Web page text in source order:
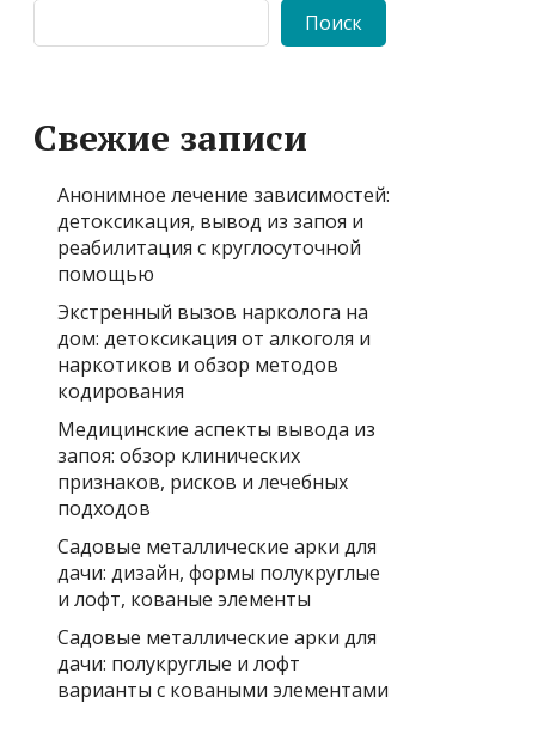
Поиск
Свежие записи
Анонимное лечение зависимостей:
детоксикация, вывод из запоя и
реабилитация с круглосуточной
помощью
Экстренный вызов нарколога на
дом: детоксикация от алкоголя и
наркотиков и обзор методов
кодирования
Медицинские аспекты вывода из
запоя: обзор клинических
признаков, рисков и лечебных
подходов
Садовые металлические арки для
дачи: дизайн, формы полукруглые
и лофт, кованые элементы
Садовые металлические арки для
дачи: полукруглые и лофт
варианты с коваными элементами